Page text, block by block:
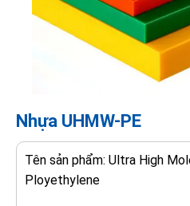
Nhựa UHMW-PE
Tên sản phẩm: Ultra High
Ployethylene